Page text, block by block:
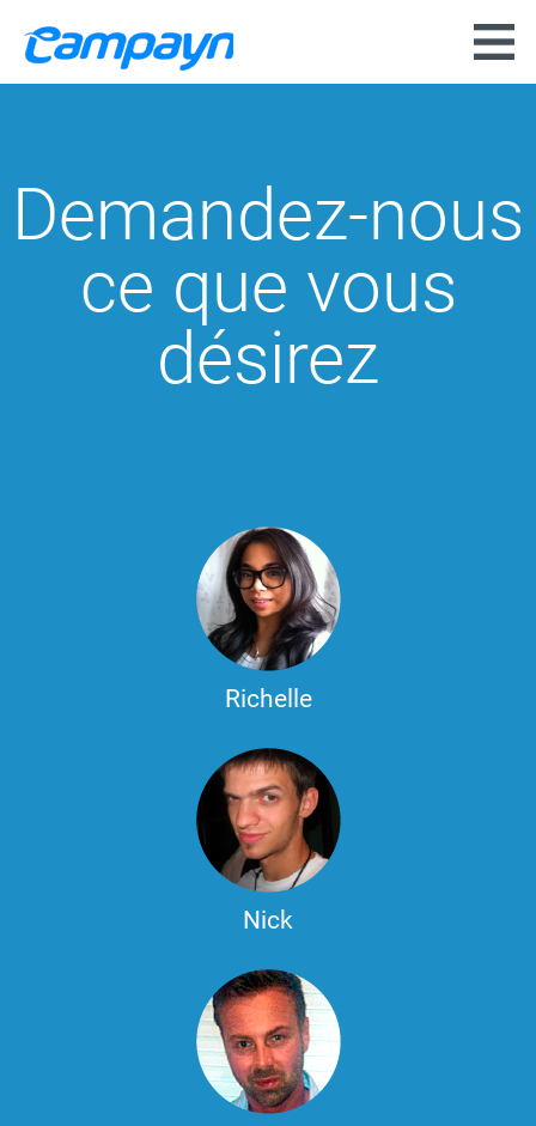
Demandez-nous
ce que vous
désirez
Richelle
Nick